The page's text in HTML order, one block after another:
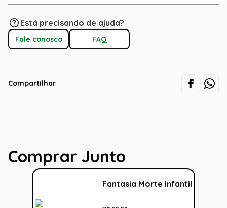
Está precisando de ajuda?
Fale conosco FAQ
Compartilhar
Comprar Junto
Fantasia Morte Infantil